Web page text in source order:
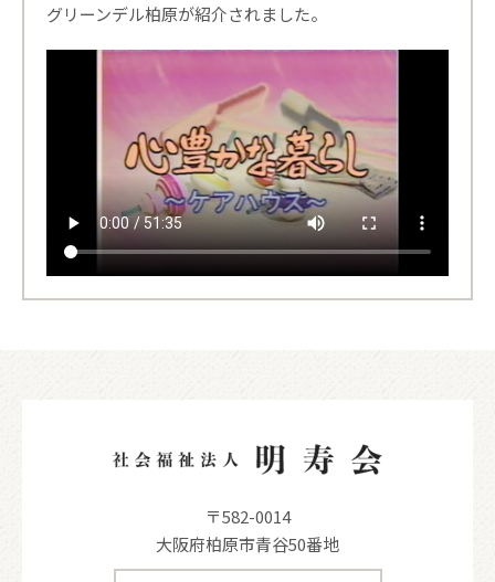
グリーンデル柏原が紹介されました。
〒582-0014
大阪府柏原市青谷50番地